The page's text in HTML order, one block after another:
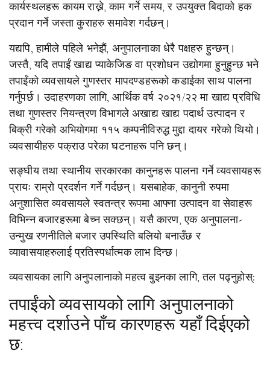
कार्यस्थलहरू कायम राख्ने, काम गर्ने समय, र उपयुक्त बिदाको हक
प्रदान गर्ने जस्ता कुराहरु समावेश गर्दछन्।
यद्यपि, हामीले पहिले भनेझैं, अनुपालनाका धेरै पक्षहरु हुन्छन्।
जस्तै, यदि तपाईं खाद्य प्याकेजिङ वा प्रशोधन उद्योगमा हुनुहुन्छ भने
तपाईंको व्यवसायले गुणस्तर मापदण्डहरूको कडाईका साथ पालना
गर्नुपर्छ। उदाहरणका लागि, आर्थिक वर्ष २०२१/२२ मा खाद्य प्रविधि
तथा गुणस्तर नियन्त्रण विभागले अखाद्य खाद्य पदार्थ उत्पादन र
बिक्री गरेको अभियोगमा ११५ कम्पनीविरुद्ध मुद्दा दायर गरेको थियो।
व्यवसायीहरु पक्राउ परेका घटनाहरू पनि छन्।
सङ्घीय तथा स्थानीय सरकारका कानुनहरू पालना गर्ने व्यवसायहरू
प्रायः राम्रो प्रदर्शन गर्ने गर्दछन्। यसबाहेक, कानुनी रुपमा
अनुशासित व्यवसायले स्वतन्त्र रूपमा आफ्ना उत्पादन वा सेवाहरू
विभिन्न बजारहरूमा बेच्न सक्छन्। यसै कारण, एक अनुपालना-
उन्मुख रणनीतिले बजार उपस्थिति बलियो बनाउँछ र
व्यावासयाहरुलाई प्रतिस्पर्धात्मक लाभ दिन्छ।
व्यवसायका लागि अनुपलानाको महत्व बुझ्नका लागि, तल पढ्नुहोस्:
तपाईंको व्यवसायको लागि अनुपालनाको
महत्त्व दर्शाउने पाँच कारणहरू यहाँ दिईएको
छ: